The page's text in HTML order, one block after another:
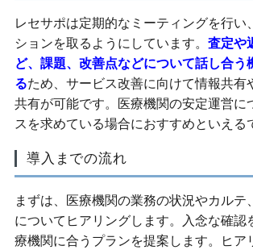
レセサポは定期的なミーティングを行い
ションを取るようにしています。 査定や
ど、課題、改善点などについて話し合う
るため、サービス改善に向けて情報共有
共有が可能です。医療機関の安定運営に
スを求めている場合におすすめといえる
導入までの流れ
まずは、医療機関の業務の状況やカルテ
についてヒアリングします。入念な確認
療機関に合うプランを提案します。ヒア